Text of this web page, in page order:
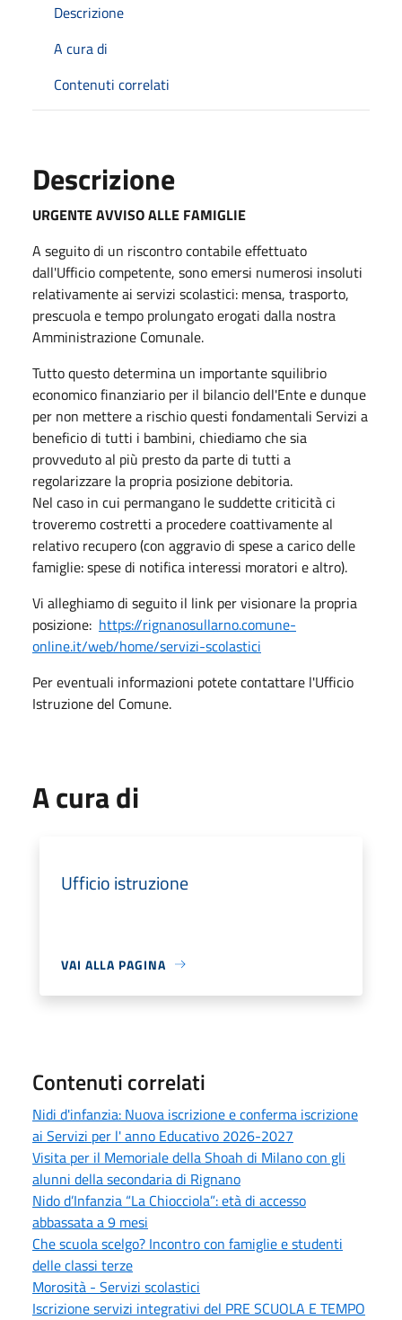
Descrizione
A cura di
Contenuti correlati
Descrizione
URGENTE AVVISO ALLE FAMIGLIE
A seguito di un riscontro contabile effettuato
dall'Ufficio competente, sono emersi numerosi insoluti
relativamente ai servizi scolastici: mensa, trasporto,
prescuola e tempo prolungato erogati dalla nostra
Amministrazione Comunale.
Tutto questo determina un importante squilibrio
economico finanziario per il bilancio dell'Ente e dunque
per non mettere a rischio questi fondamentali Servizi a
beneficio di tutti i bambini, chiediamo che sia
provveduto al più presto da parte di tutti a
regolarizzare la propria posizione debitoria.
Nel caso in cui permangano le suddette criticità ci
troveremo costretti a procedere coattivamente al
relativo recupero (con aggravio di spese a carico delle
famiglie: spese di notifica interessi moratori e altro).
Vi alleghiamo di seguito il link per visionare la propria
posizione: https://rignanosullarno.comune-
online.it/web/home/servizi-scolastici
Per eventuali informazioni potete contattare l'Ufficio
Istruzione del Comune.
A cura di
Ufficio istruzione
VAI ALLA PAGINA
Contenuti correlati
Nidi d'infanzia: Nuova iscrizione e conferma iscrizione
ai Servizi per l' anno Educativo 2026-2027
Visita per il Memoriale della Shoah di Milano con gli
alunni della secondaria di Rignano
Nido d’Infanzia “La Chiocciola”: età di accesso
abbassata a 9 mesi
Che scuola scelgo? Incontro con famiglie e studenti
delle classi terze
Morosità - Servizi scolastici
Iscrizione servizi integrativi del PRE SCUOLA E TEMPO